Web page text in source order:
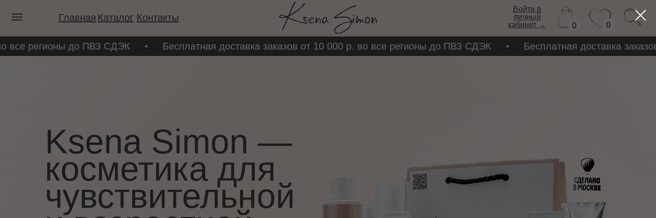
Главная Каталог Контакты
Войти в
личный
кабинет →
0 0
регионы до ПВЗ СДЭК Бесплатная доставка заказов от 10 000 р. во все регионы до ПВЗ СДЭК Бесплатная доставка заказов
Ksena Simon —
косметика для
чувствительной